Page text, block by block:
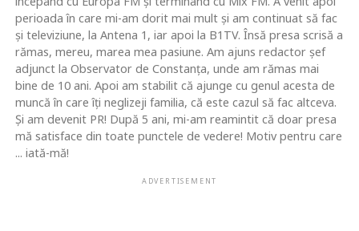
perioada în care mi-am dorit mai mult şi am continuat să fac
şi televiziune, la Antena 1, iar apoi la B1TV. Însă presa scrisă a
rămas, mereu, marea mea pasiune. Am ajuns redactor şef
adjunct la Observator de Constanţa, unde am rămas mai
bine de 10 ani. Apoi am stabilit că ajunge cu genul acesta de
muncă în care îţi neglizeji familia, că este cazul să fac altceva.
Şi am devenit PR! După 5 ani, mi-am reamintit că doar presa
mă satisface din toate punctele de vedere! Motiv pentru care
... iată-mă!
ADVERTISEMENT